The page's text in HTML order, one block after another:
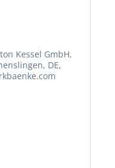
Kessel GmbH,
DE,
werkbaenke.com